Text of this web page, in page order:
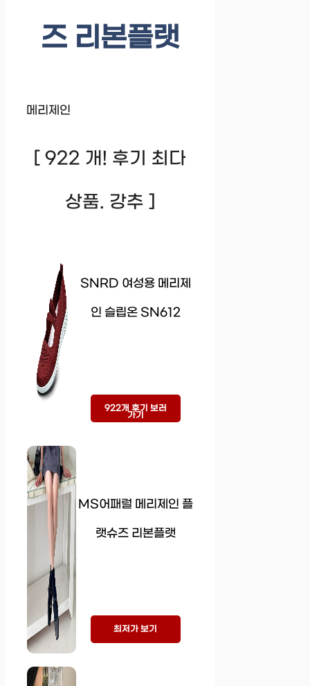
즈 리본플랫
메리제인
[ 922 개! 후기 최다
상품. 강추 ]
SNRD 여성용 메리제
인 슬립온 SN612
922개 후기 보러
가기
MS어패럴 메리제인 플
랫슈즈 리본플랫
최저가 보기